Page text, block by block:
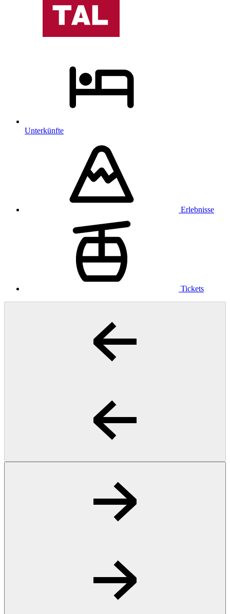
Unterkünfte
Erlebnisse
Tickets